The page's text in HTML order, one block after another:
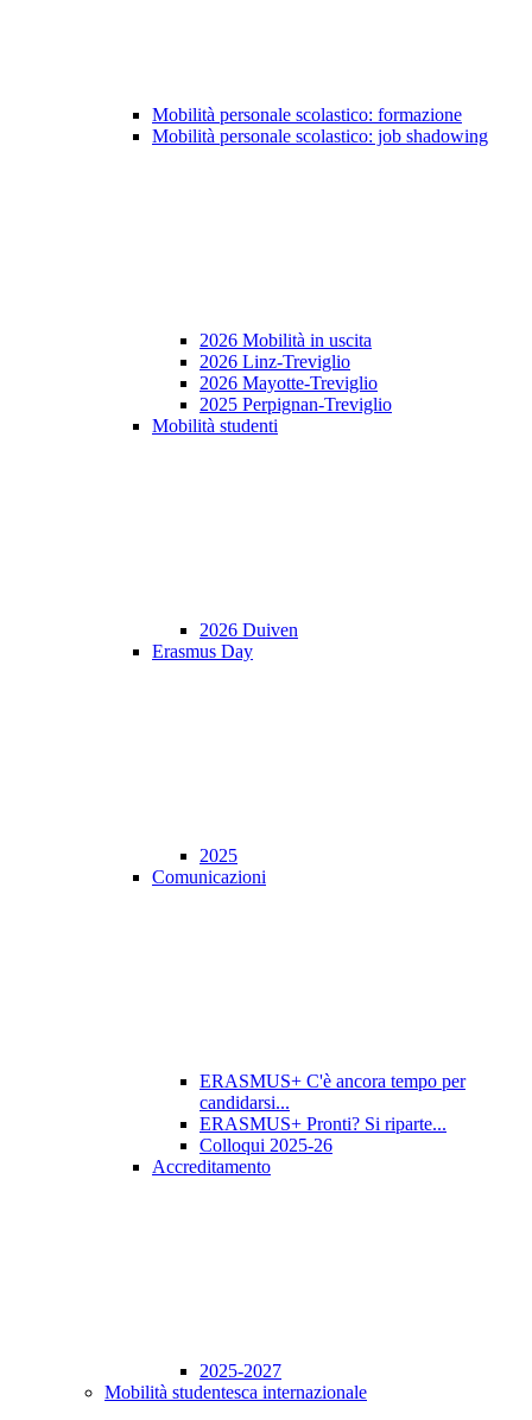
Mobilità personale scolastico: formazione
Mobilità personale scolastico: job shadowing
2026 Mobilità in uscita
2026 Linz-Treviglio
2026 Mayotte-Treviglio
2025 Perpignan-Treviglio
Mobilità studenti
2026 Duiven
Erasmus Day
2025
Comunicazioni
ERASMUS+ C'è ancora tempo per
candidarsi...
ERASMUS+ Pronti? Si riparte...
Colloqui 2025-26
Accreditamento
2025-2027
Mobilità studentesca internazionale